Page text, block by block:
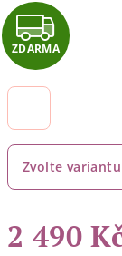
Zvolte variantu
2 490
Z
D
R
M
A
ZDARMA